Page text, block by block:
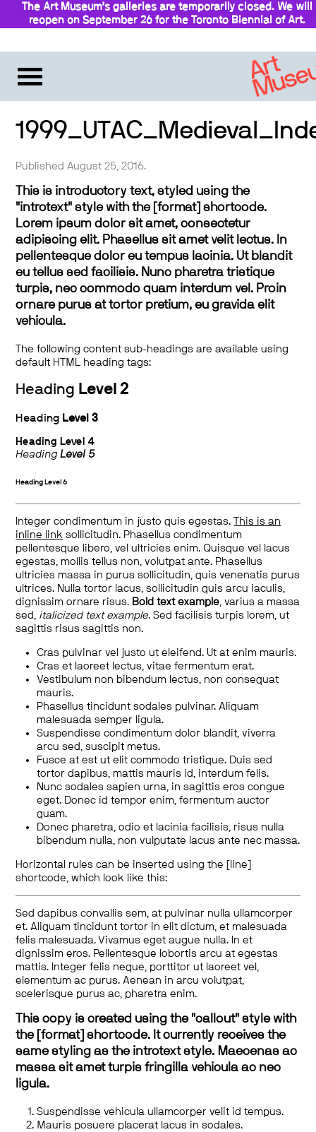
The Art Museum’s galleries are temporarily closed. We will
reopen on September 26 for the Toronto Biennial of Art.
Published August 25, 2016.
This is introductory text, styled using the
"introtext" style with the [format] shortcode.
Lorem ipsum dolor sit amet, consectetur
adipiscing elit. Phasellus sit amet velit lectus. In
pellentesque dolor eu tempus lacinia. Ut blandit
eu tellus sed facilisis. Nunc pharetra tristique
turpis, nec commodo quam interdum vel. Proin
ornare purus at tortor pretium, eu gravida elit
vehicula.
The following content sub-headings are available using
default HTML heading tags:
Heading Level 2
Heading Level 3
Heading Level 4
HeadingLevel 5
Heading Level 6
Integer condimentum in justo quis egestas.
This is an
inline link sollicitudin. Phasellus condimentum
pellentesque libero, vel ultricies enim. Quisque vel lacus
egestas, mollis tellus non, volutpat ante. Phasellus
ultricies massa in purus sollicitudin, quis venenatis purus
ultrices. Nulla tortor lacus, sollicitudin quis arcu iaculis,
dignissim ornare risus. Bold text example, varius a massa
sed, italicized text example. Sed facilisis turpis lorem, ut
sagittis risus sagittis non.
Cras pulvinar vel justo ut eleifend. Ut at enim mauris.
Cras et laoreet lectus, vitae fermentum erat.
Vestibulum non bibendum lectus, non consequat
mauris.
Phasellus tincidunt sodales pulvinar. Aliquam
malesuada semper ligula.
Suspendisse condimentum dolor blandit, viverra
arcu sed, suscipit metus.
Fusce at est ut elit commodo tristique. Duis sed
tortor dapibus, mattis mauris id, interdum felis.
Nunc sodales sapien urna, in sagittis eros congue
eget. Donec id tempor enim, fermentum auctor
quam.
Donec pharetra, odio et lacinia facilisis, risus nulla
bibendum nulla, non vulputate lacus ante nec massa.
Horizontal rules can be inserted using the [line]
shortcode, which look like this:
Sed dapibus convallis sem, at pulvinar nulla ullamcorper
et. Aliquam tincidunt tortor in elit dictum, et malesuada
felis malesuada. Vivamus eget augue nulla. In et
dignissim eros. Pellentesque lobortis arcu at egestas
mattis. Integer felis neque, porttitor ut laoreet vel,
elementum ac purus. Aenean in arcu volutpat,
scelerisque purus ac, pharetra enim.
This copy is created using the "callout" style with
the [format] shortcode. It currently receives the
same styling as the introtext style. Maecenas ac
massa sit amet turpis fringilla vehicula ac nec
ligula.
Suspendisse vehicula ullamcorper velit id tempus.
Mauris posuere placerat lacus in sodales.